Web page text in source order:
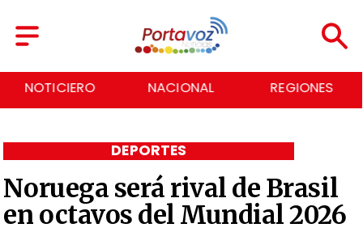
NACIONAL REGIONES ECONOMÍA
Noruega será rival de Brasil
en octavos del Mundial 2026
DEPORTES